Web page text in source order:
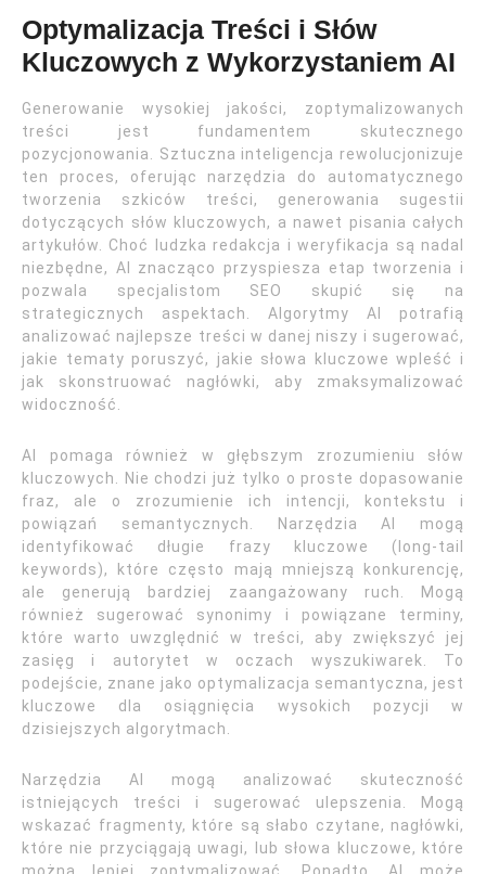
Optymalizacja Treści i Słów
Kluczowych z Wykorzystaniem AI
Generowanie wysokiej jakości, zoptymalizowanych
treści jest fundamentem skutecznego
pozycjonowania. Sztuczna inteligencja rewolucjonizuje
ten proces, oferując narzędzia do automatycznego
tworzenia szkiców treści, generowania sugestii
dotyczących słów kluczowych, a nawet pisania całych
artykułów. Choć ludzka redakcja i weryfikacja są nadal
niezbędne, AI znacząco przyspiesza etap tworzenia i
pozwala specjalistom SEO skupić się na
strategicznych aspektach. Algorytmy AI potrafią
analizować najlepsze treści w danej niszy i sugerować,
jakie tematy poruszyć, jakie słowa kluczowe wpleść i
jak skonstruować nagłówki, aby zmaksymalizować
widoczność.
AI pomaga również w głębszym zrozumieniu słów
kluczowych. Nie chodzi już tylko o proste dopasowanie
fraz, ale o zrozumienie ich intencji, kontekstu i
powiązań semantycznych. Narzędzia AI mogą
identyfikować długie frazy kluczowe (long-tail
keywords), które często mają mniejszą konkurencję,
ale generują bardziej zaangażowany ruch. Mogą
również sugerować synonimy i powiązane terminy,
które warto uwzględnić w treści, aby zwiększyć jej
zasięg i autorytet w oczach wyszukiwarek. To
podejście, znane jako optymalizacja semantyczna, jest
kluczowe dla osiągnięcia wysokich pozycji w
dzisiejszych algorytmach.
Narzędzia AI mogą analizować skuteczność
istniejących treści i sugerować ulepszenia. Mogą
wskazać fragmenty, które są słabo czytane, nagłówki,
które nie przyciągają uwagi, lub słowa kluczowe, które